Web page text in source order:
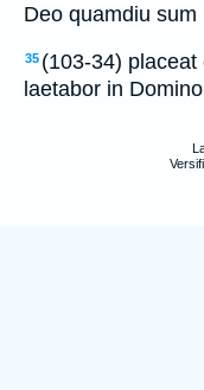
Deo quamdiu sum
35 (103-34)
laetabor in Domino